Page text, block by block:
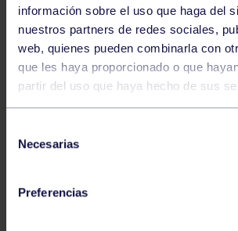
información sobre el uso que haga del
nuestros partners de redes sociales,
web, quienes pueden combinarla con
que les haya proporcionado o que
partir del uso que haya hecho de sus
Necesarias
Preferencias
Hockey 28 Jul 2026
MUNDIAL